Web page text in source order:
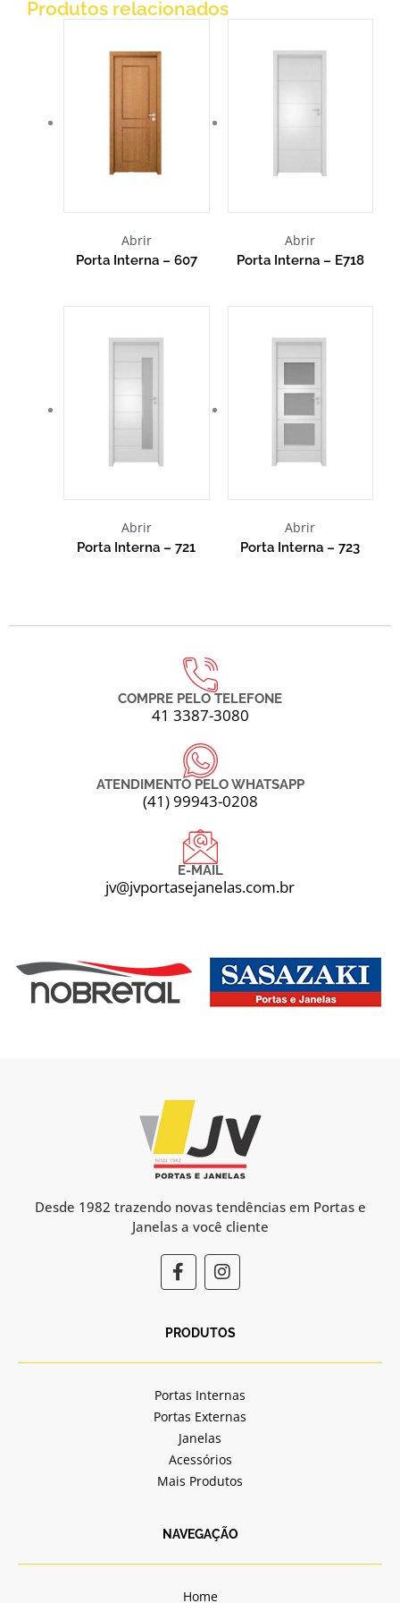
Produtos relacionados
Abrir
Porta Interna – 607
Abrir
Porta Interna – E718
Abrir
Porta Interna – 721
Abrir
Porta Interna – 723
COMPRE PELO TELEFONE
41 3387-3080
ATENDIMENTO PELO WHATSAPP
(41) 99943-0208
E-MAIL
jv@jvportasejanelas.com.br
Desde 1982 trazendo novas tendências em Portas e
Janelas a você cliente
F
a
c
b
o
k
-
f
I
n
s
a
r
a
m
PRODUTOS
Portas Internas
Portas Externas
Janelas
Acessórios
Mais Produtos
NAVEGAÇÃO
Home